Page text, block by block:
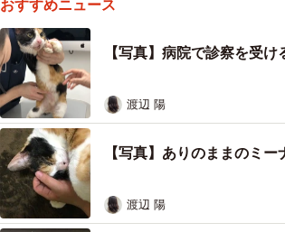
おすすめニュース
【写真】病院で診察を受
渡辺 陽
【写真】ありのままのミ
渡辺 陽